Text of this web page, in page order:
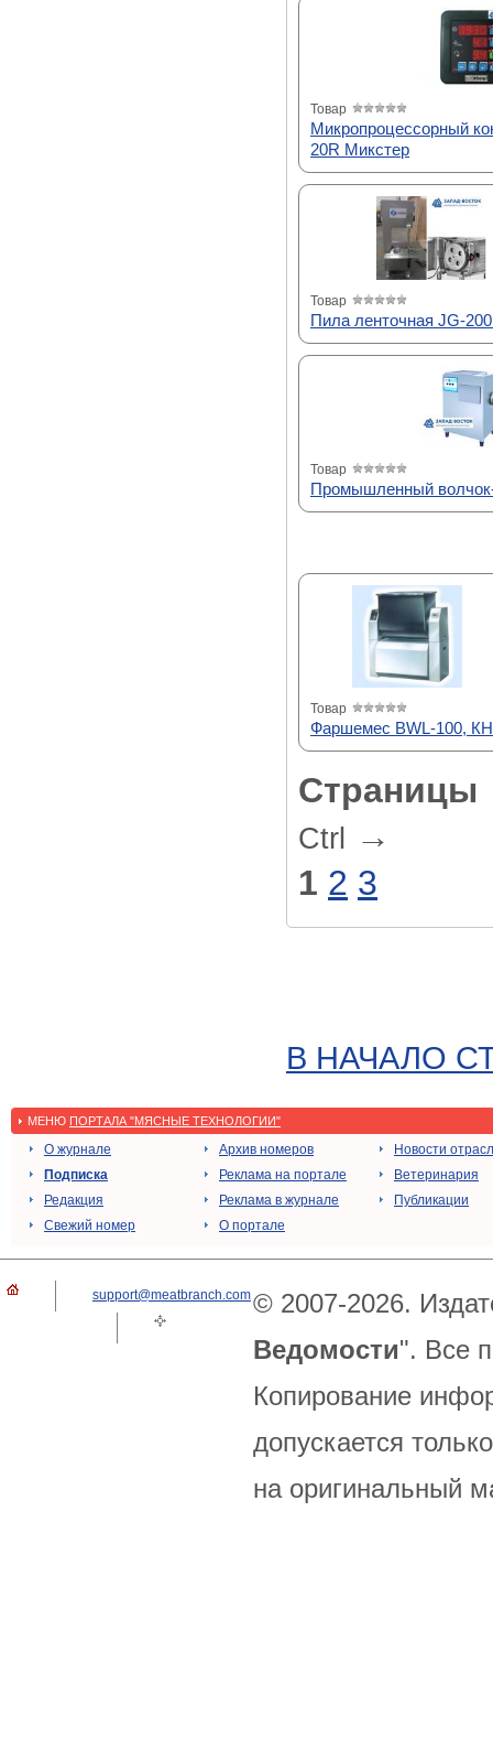
Товар
Микропроцессорный
20R Микстер
Товар
Пила ленточная JG-
Товар
Промышленный
Товар
Фаршемес BWL-100,
Страницы
Ctrl
→
1 2 3
В НАЧАЛО
МЕНЮ ПОРТАЛА "МЯСНЫЕ ТЕХНОЛОГИИ"
О журнале
Подписка
Редакция
Свежий номер
Архив номеров
Реклама на портале
Реклама в журнале
О портале
Новости
Ветеринария
Публикации
support@meatbranch.com© 2007-2026.
Ведомости". Все
Копирование
допускается
на оригинальный